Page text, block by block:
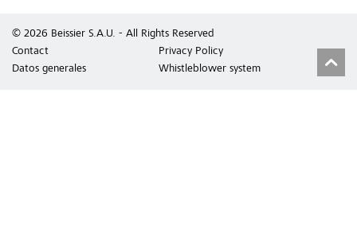
© 2026 Beissier S.A.U. - All Rights Reserved
Contact
Privacy Policy
Datos generales
Whistleblower system